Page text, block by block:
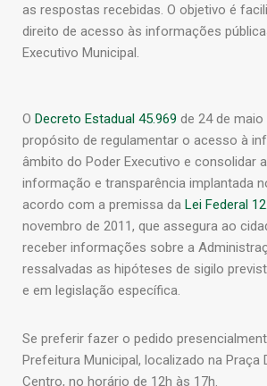
as respostas recebidas. O objetivo é
direito de acesso às informações
Executivo Municipal.
O Decreto Estadual 45.969 de 24 de
propósito de regulamentar o acesso à
âmbito do Poder Executivo e consolidar
informação e transparência implantada
acordo com a premissa da Lei Federal
novembro de 2011, que assegura ao
receber informações sobre a
ressalvadas as hipóteses de sigilo
e em legislação específica.
Se preferir fazer o pedido
Prefeitura Municipal, localizado na Praça
Centro, no horário de 12h às 17h.